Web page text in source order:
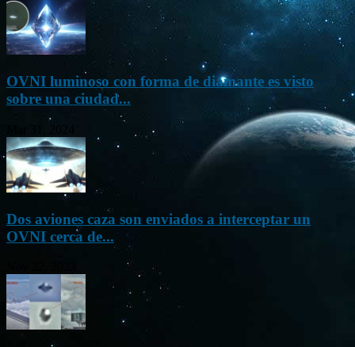
OVNI luminoso con forma de diamante es visto
sobre una ciudad...
Dos aviones caza son enviados a interceptar un
OVNI cerca de...